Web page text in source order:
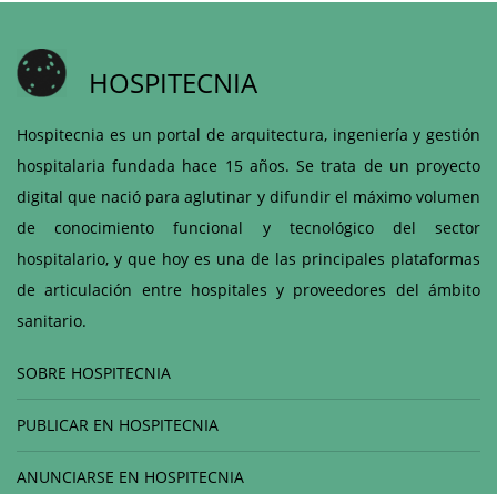
HOSPITECNIA
Hospitecnia es un portal de arquitectura, ingeniería y gestión
hospitalaria fundada hace 15 años. Se trata de un proyecto
digital que nació para aglutinar y difundir el máximo volumen
de conocimiento funcional y tecnológico del sector
hospitalario, y que hoy es una de las principales plataformas
de articulación entre hospitales y proveedores del ámbito
sanitario.
SOBRE HOSPITECNIA
PUBLICAR EN HOSPITECNIA
ANUNCIARSE EN HOSPITECNIA